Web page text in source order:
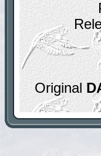
Original